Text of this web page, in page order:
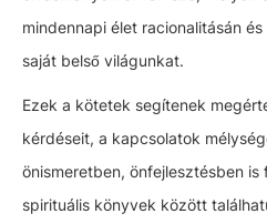
mindennapi élet racionalitásán
saját belső világunkat.
Ezek a kötetek segítenek
kérdéseit, a kapcsolatok
önismeretben, önfejlesztésben
spirituális könyvek között